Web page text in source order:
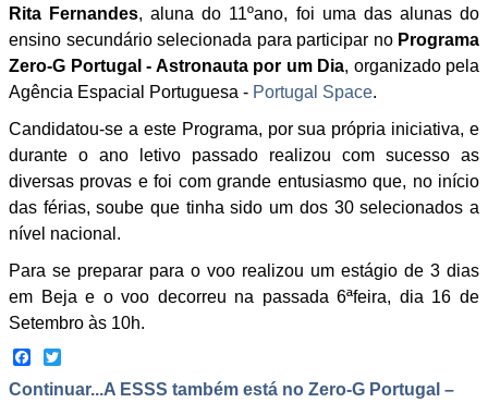
Rita Fernandes, aluna do 11ºano, foi uma das alunas do
ensino secundário selecionada para participar no Programa
Zero-G Portugal - Astronauta por um Dia, organizado pela
Agência Espacial Portuguesa - Portugal Space.
Candidatou-se a este Programa, por sua própria iniciativa, e
durante o ano letivo passado realizou com sucesso as
diversas provas e foi com grande entusiasmo que, no início
das férias, soube que tinha sido um dos 30 selecionados a
nível nacional.
Para se preparar para o voo realizou um estágio de 3 dias
em Beja e o voo decorreu na passada 6ªfeira, dia 16 de
Setembro às 10h.
Continuar...A ESSS também está no Zero-G Portugal –